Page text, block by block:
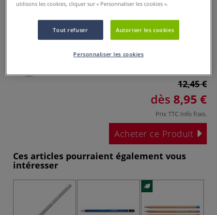
papier dessin Accademia 200 g/m². Couverture superbe
avec des mosaïques modernes inspirée de Venise. Idéal
pour le dessin et la gouache.
Plus
12,45 €
dès 8,95 €
Prix TTC Info frais.
Acheter ce Produit
Ces articles pourraient également vous
intéresser
utilisons les cookies, cliquer sur « Personnaliser les cookies ».
Tout refuser Autoriser les cookies
Personnaliser les cookies